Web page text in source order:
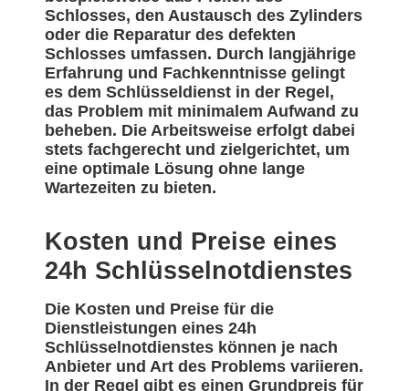
Schlosses, den Austausch des Zylinders
oder die Reparatur des defekten
Schlosses umfassen. Durch langjährige
Erfahrung und Fachkenntnisse gelingt
es dem Schlüsseldienst in der Regel,
das Problem mit minimalem Aufwand zu
beheben. Die Arbeitsweise erfolgt dabei
stets fachgerecht und zielgerichtet, um
eine optimale Lösung ohne lange
Wartezeiten zu bieten.
Kosten und Preise eines
24h Schlüsselnotdienstes
Die Kosten und Preise für die
Dienstleistungen eines 24h
Schlüsselnotdienstes können je nach
Anbieter und Art des Problems variieren.
In der Regel gibt es einen Grundpreis für